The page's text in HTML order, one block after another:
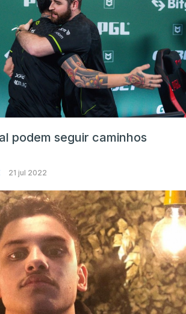
podem seguir caminhos
21 jul 2022